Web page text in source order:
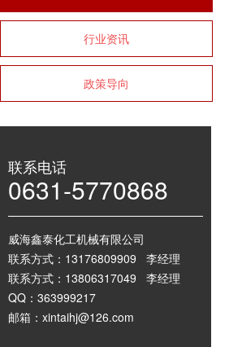
行业资讯
政策导向
联系电话
0631-5770868
威海鑫泰化工机械有限公司
联系方式：13176809909 李经理
联系方式：13806317049 李经理
QQ：363999217
邮箱：xintaihj@126.com